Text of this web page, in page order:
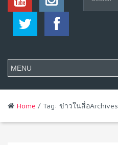
Home / Tag: ข่าวในสื่อArchives